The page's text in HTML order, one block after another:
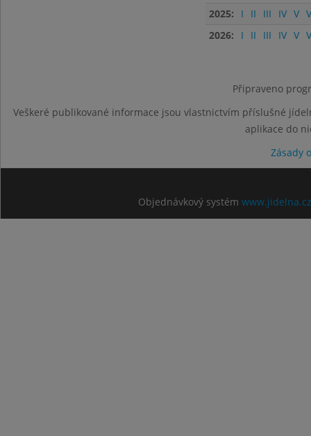
2025:
I II III IV V
2026:
I II III IV V
Připraveno
Veškeré publikované informace jsou vlastnictvím příslušné
aplikace do
Zásady
Objednávkový systém www.jidelna.cz